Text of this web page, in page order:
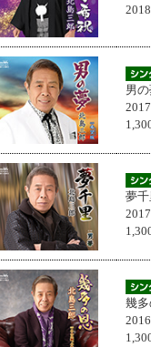
男
夢
幾